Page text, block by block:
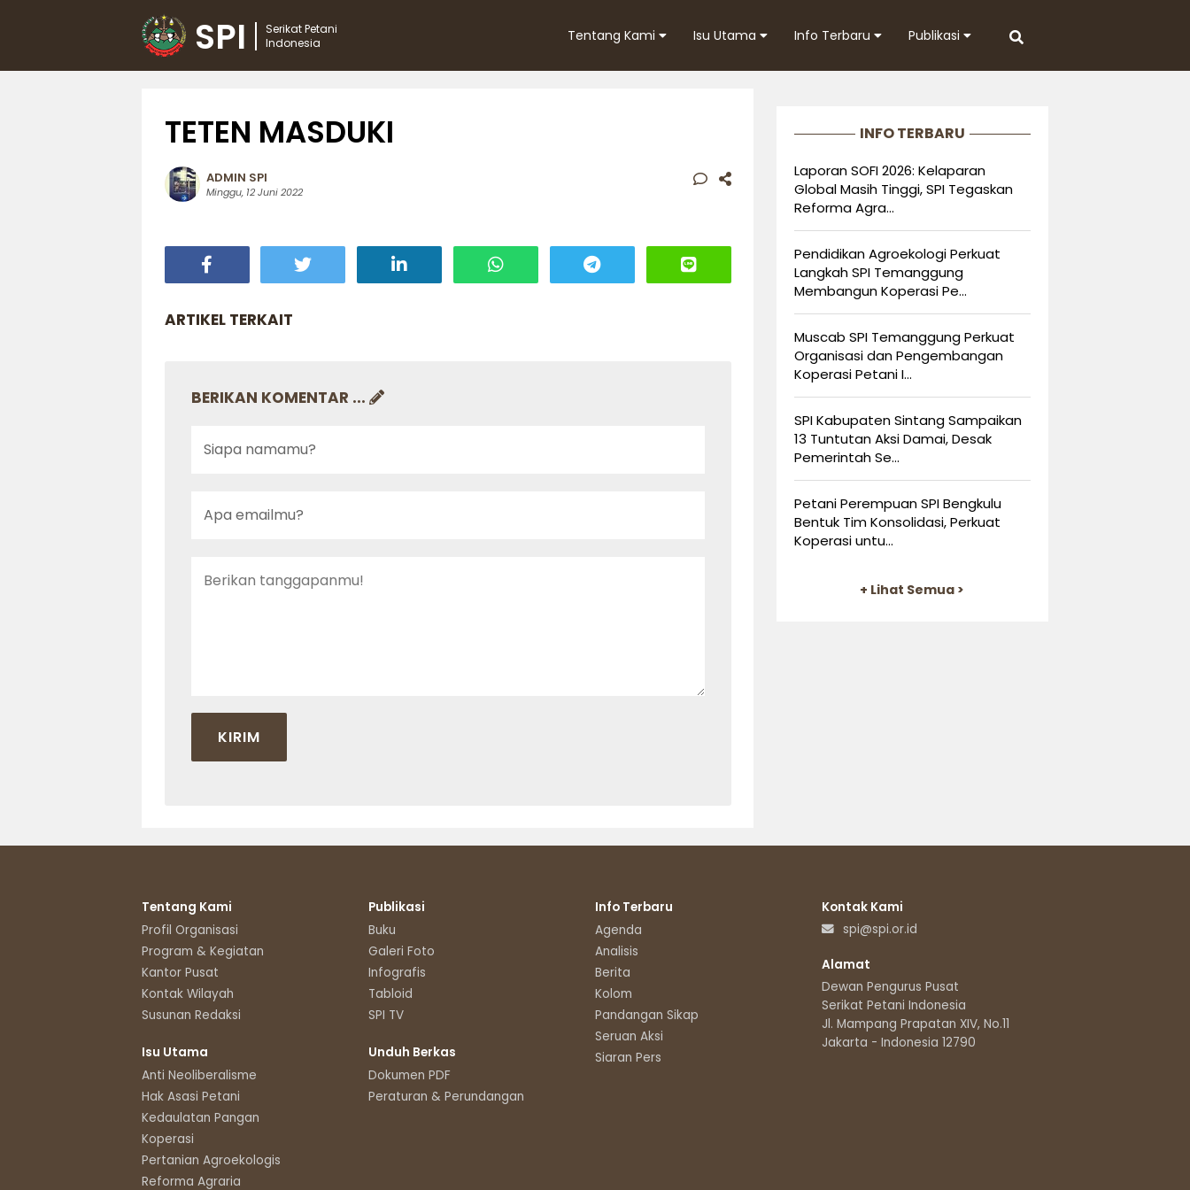
SPI
Serikat Petani
Indonesia
Tentang Kami Isu Utama Info Terbaru Publikasi
TETEN MASDUKI
ADMIN SPI
Minggu, 12 Juni 2022
ARTIKEL TERKAIT
BERIKAN KOMENTAR ...
INFO TERBARU
Laporan SOFI 2026: Kelaparan
Global Masih Tinggi, SPI Tegaskan
Reforma Agra...
Pendidikan Agroekologi Perkuat
Langkah SPI Temanggung
Membangun Koperasi Pe...
Muscab SPI Temanggung Perkuat
Organisasi dan Pengembangan
Koperasi Petani I...
SPI Kabupaten Sintang Sampaikan
13 Tuntutan Aksi Damai, Desak
Pemerintah Se...
Petani Perempuan SPI Bengkulu
Bentuk Tim Konsolidasi, Perkuat
Koperasi untu...
+ Lihat Semua >
Tentang Kami
Profil Organisasi
Program & Kegiatan
Kantor Pusat
Kontak Wilayah
Susunan Redaksi
Isu Utama
Anti Neoliberalisme
Hak Asasi Petani
Kedaulatan Pangan
Koperasi
Pertanian Agroekologis
Reforma Agraria
Publikasi
Buku
Galeri Foto
Infografis
Tabloid
SPI TV
Unduh Berkas
Dokumen PDF
Peraturan & Perundangan
Info Terbaru
Agenda
Analisis
Berita
Kolom
Pandangan Sikap
Seruan Aksi
Siaran Pers
Kontak Kami
spi@spi.or.id
Alamat
Dewan Pengurus Pusat
Serikat Petani Indonesia
Jl. Mampang Prapatan XIV, No.11
Jakarta - Indonesia 12790